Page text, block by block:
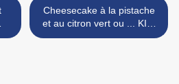
Cheesecake à la pistache
et au citron vert ou ... KIKI
n°12 >